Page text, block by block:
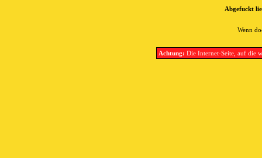
Abgefuckt
Wenn
Achtung: Die Internet-Seite, auf die